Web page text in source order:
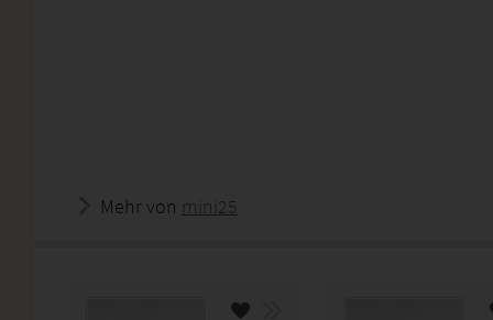
Mehr von mini25